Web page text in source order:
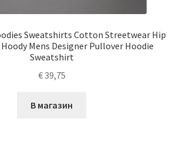
Sweatshirts Cotton Streetwear Hip
Mens Designer Pullover Hoodie
Sweatshirt
€39,75
В магазин